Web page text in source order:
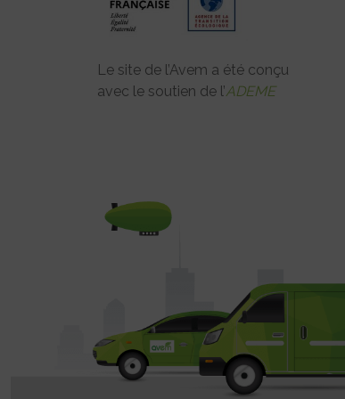
Le site de l’Avem a été conçu
avec le soutien de l’ADEME